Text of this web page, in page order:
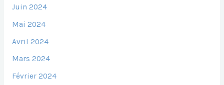
Juin 2024
Mai 2024
Avril 2024
Mars 2024
Février 2024